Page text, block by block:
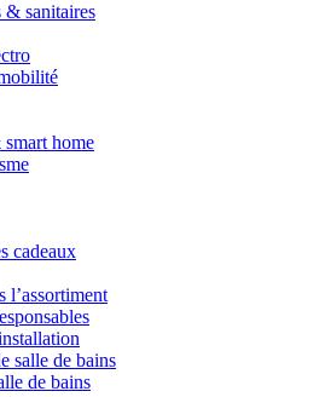
& sanitaires
home
cadeaux
l’assortiment
salle de bains
de bains